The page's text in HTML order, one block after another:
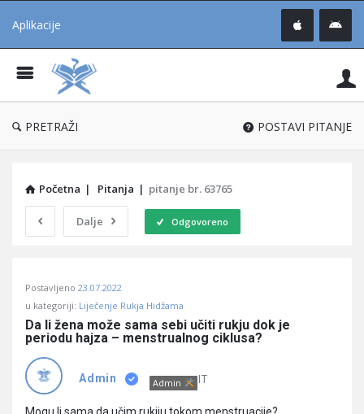
Aplikacije
®
PRETRAŽI POSTAVI PITANJE
Početna | Pitanja | pitanje br. 63765
Dalje Odgovoreno
Učene
Latest
Pitanja
Postavljeno 23.07.2022
u kategoriji: Liječenje Rukja Hidžama
Da li žena može sama sebi učiti rukju dok je
periodu hajza – menstrualnog ciklusa?
Admin Admin IT